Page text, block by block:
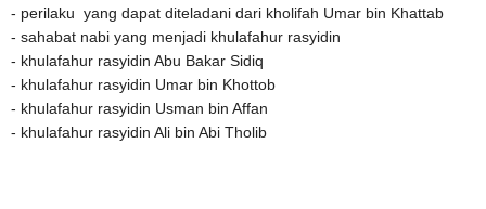
- perilaku yang dapat diteladani dari kholifah Umar bin Khattab
- sahabat nabi yang menjadi khulafahur rasyidin
- khulafahur rasyidin Abu Bakar Sidiq
- khulafahur rasyidin Umar bin Khottob
- khulafahur rasyidin Usman bin Affan
- khulafahur rasyidin Ali bin Abi Tholib